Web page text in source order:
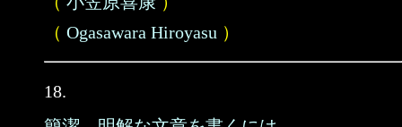
（ Ogasawara Hiroyasu ）
18.